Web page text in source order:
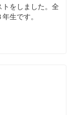
をしました。全
３年生です。